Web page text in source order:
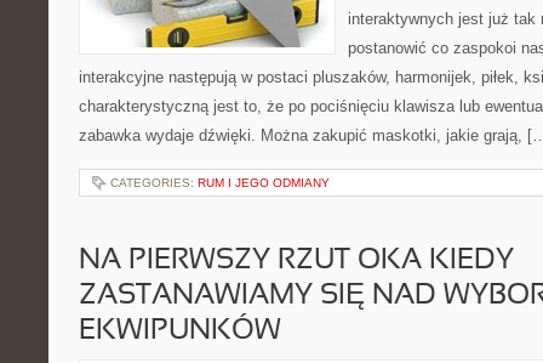
interaktywnych jest już tak
postanowić co zaspokoi
interakcyjne następują w postaci pluszaków, harmonijek, piłek,
charakterystyczną jest to, że po pociśnięciu klawisza lub
zabawka wydaje dźwięki. Można zakupić maskotki, jakie grają,
CATEGORIES: RUM I JEGO ODMIANY
NA PIERWSZY RZUT OKA KIEDY
ZASTANAWIAMY SIĘ NAD
EKWIPUNKÓW